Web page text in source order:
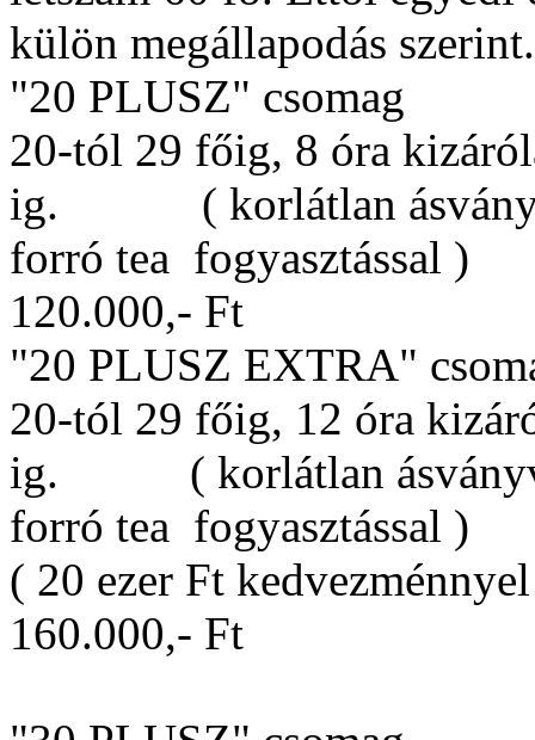
külön megállapodás
"20 PLUSZ" csomag
20-tól 29 főig, 8 óra
ig. ( korlátlan ásványvíz
forró tea fogyasztással )
120.000,- Ft
"20 PLUSZ EXTRA"
20-tól 29 főig, 12 óra
ig. ( korlátlan ásványvíz
forró tea fogyasztással )
( 20 ezer Ft
160.000,- Ft